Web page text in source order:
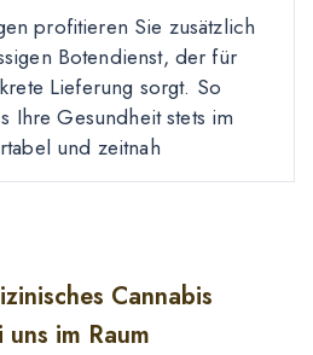
profitieren Sie zusätzlich
Botendienst, der für
Lieferung sorgt. So
Ihre Gesundheit stets im
und zeitnah
Cannabis
im Raum